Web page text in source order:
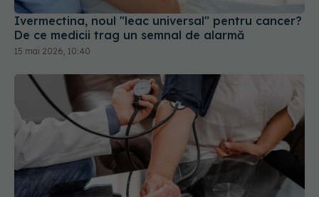
Ivermectina, noul "leac universal" pentru cancer?
De ce medicii trag un semnal de alarmă
15 mai 2026, 10:40